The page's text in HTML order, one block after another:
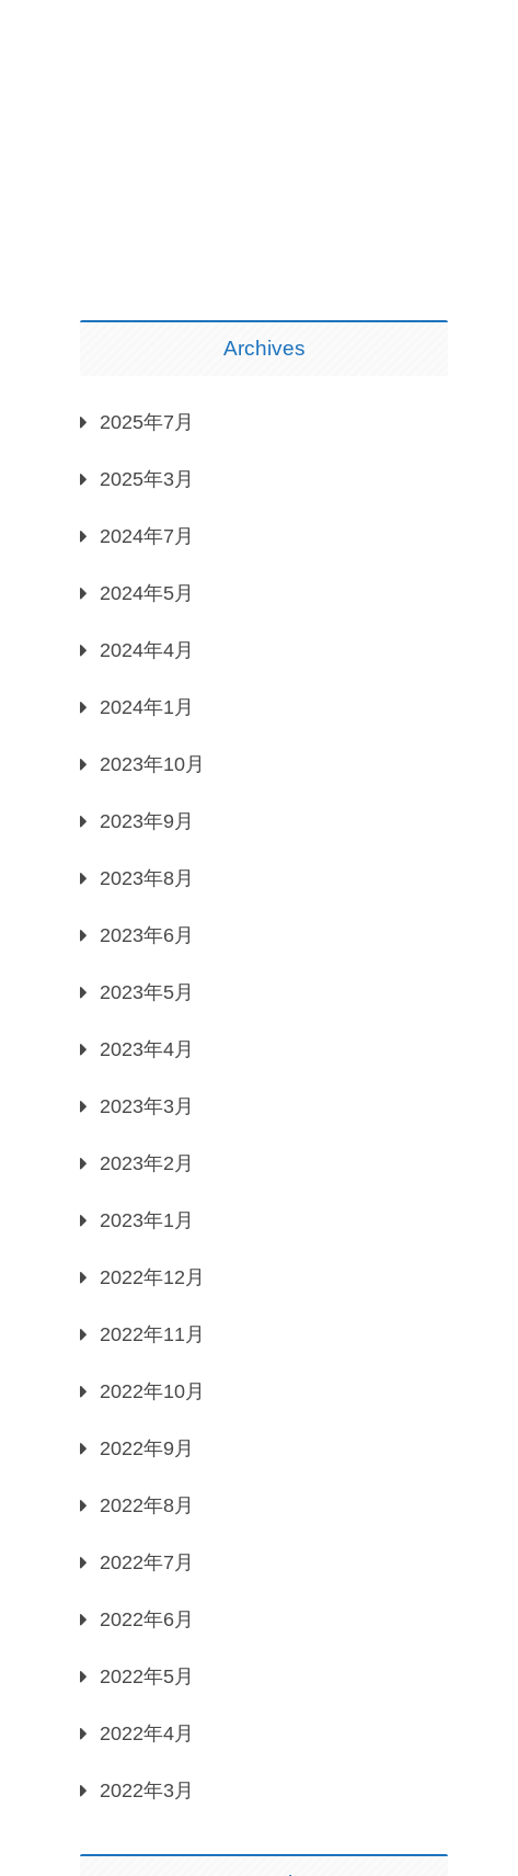
Archives
2025年7月
2025年3月
2024年7月
2024年5月
2024年4月
2024年1月
2023年10月
2023年9月
2023年8月
2023年6月
2023年5月
2023年4月
2023年3月
2023年2月
2023年1月
2022年12月
2022年11月
2022年10月
2022年9月
2022年8月
2022年7月
2022年6月
2022年5月
2022年4月
2022年3月